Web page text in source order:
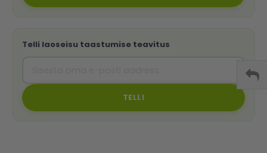
Telli laoseisu taastumise teavitus
TELLI